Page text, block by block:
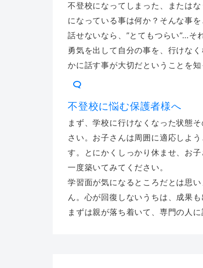
不登校になってしまった、または
になっている事は何か？そんな事
話せないなら、”とてもつらい”…そ
勇気を出して自分の事を、行けな
かに話す事が大切だということを知
不登校に悩む保護者様へ
まず、学校に行けなくなった状態
さい。お子さんは周囲に適応しよ
す。とにかくしっかり休ませ、お
一度築いてみてください。
学習面が気になるところだとは思
ん。心が回復しないうちは、成果も
まずは親が落ち着いて、専門の人